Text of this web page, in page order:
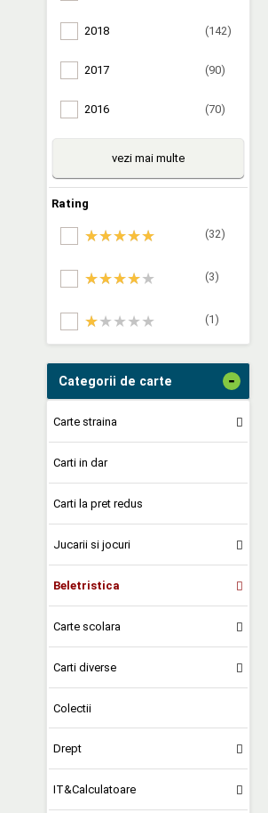
2018 (142)
2017 (90)
2016 (70)
vezi mai multe
Rating
(32)
(3)
(1)
Categorii de carte -
Carte straina
Carti in dar
Carti la pret redus
Jucarii si jocuri
Beletristica
Carte scolara
Carti diverse
Colectii
Drept
IT&Calculatoare